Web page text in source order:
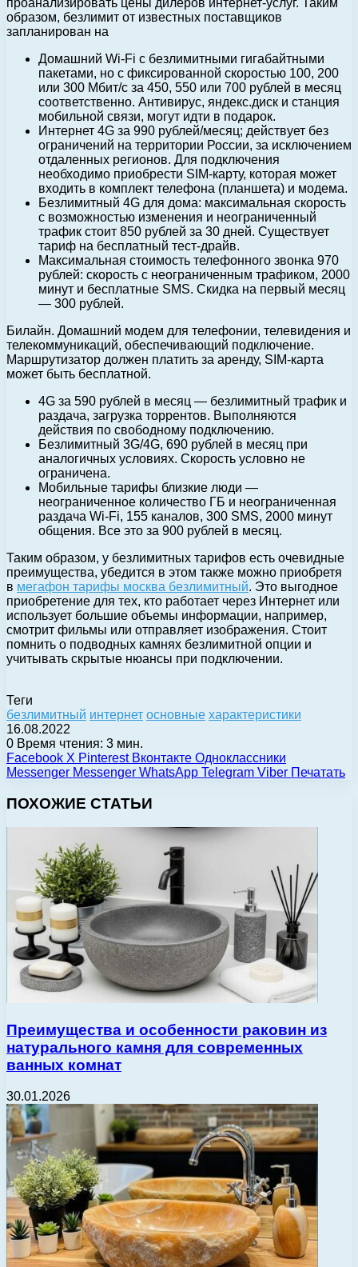
проанализировать цены дилеров интернет-услуг. Таким
образом, безлимит от известных поставщиков
запланирован на
Домашний Wi-Fi с безлимитными гигабайтными
пакетами, но с фиксированной скоростью 100, 200
или 300 Мбит/с за 450, 550 или 700 рублей в месяц
соответственно. Антивирус, яндекс.диск и станция
мобильной связи, могут идти в подарок.
Интернет 4G за 990 рублей/месяц; действует без
ограничений на территории России, за исключением
отдаленных регионов. Для подключения
необходимо приобрести SIM-карту, которая может
входить в комплект телефона (планшета) и модема.
Безлимитный 4G для дома: максимальная скорость
с возможностью изменения и неограниченный
трафик стоит 850 рублей за 30 дней. Существует
тариф на бесплатный тест-драйв.
Максимальная стоимость телефонного звонка 970
рублей: скорость с неограниченным трафиком, 2000
минут и бесплатные SMS. Скидка на первый месяц
— 300 рублей.
Билайн. Домашний модем для телефонии, телевидения и
телекоммуникаций, обеспечивающий подключение.
Маршрутизатор должен платить за аренду, SIM-карта
может быть бесплатной.
4G за 590 рублей в месяц — безлимитный трафик и
раздача, загрузка торрентов. Выполняются
действия по свободному подключению.
Безлимитный 3G/4G, 690 рублей в месяц при
аналогичных условиях. Скорость условно не
ограничена.
Мобильные тарифы близкие люди —
неограниченное количество ГБ и неограниченная
раздача Wi-Fi, 155 каналов, 300 SMS, 2000 минут
общения. Все это за 900 рублей в месяц.
Таким образом, у безлимитных тарифов есть очевидные
преимущества, убедится в этом также можно приобретя
в мегафон тарифы москва безлимитный. Это выгодное
приобретение для тех, кто работает через Интернет или
использует большие объемы информации, например,
смотрит фильмы или отправляет изображения. Стоит
помнить о подводных камнях безлимитной опции и
учитывать скрытые нюансы при подключении.
Теги
безлимитный интернет основные характеристики
16.08.2022
0 Время чтения: 3 мин.
Facebook X Pinterest Вконтакте Одноклассники
Messenger Messenger WhatsApp Telegram Viber Печатать
ПОХОЖИЕ СТАТЬИ
Преимущества и особенности раковин из
натурального камня для современных
ванных комнат
30.01.2026